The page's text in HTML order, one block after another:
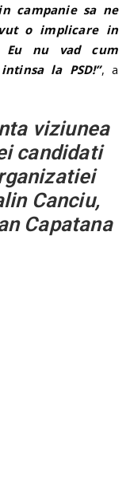
campanie sa ne
o implicare in
Eu nu vad cum
la PSD!”, a
viziunea
candidati
Canciu,
Capatana